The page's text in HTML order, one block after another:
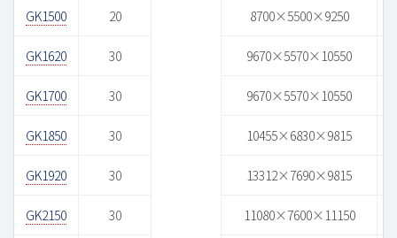
GK1500 20 8700×5500×9250
GK1620 30 9670×5570×10550
GK1700 30 9670×5570×10550
GK1850 30 10455×6830×9815
GK1920 30 13312×7690×9815
GK2150 30 11080×7600×11150